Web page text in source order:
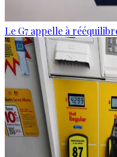
Le G7 appelle à